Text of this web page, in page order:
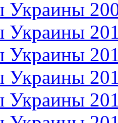
Украины
Украины
Украины
Украины
Украины